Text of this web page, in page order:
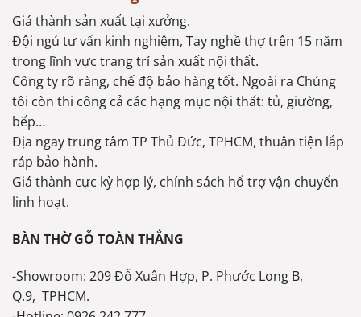
Giá thành sản xuất tại xưởng.
Đội ngủ tư vấn kinh nghiệm, Tay nghề thợ trên 15 năm
trong lĩnh vực trang trí sản xuất nội thất.
Công ty rõ ràng, chế độ bảo hàng tốt. Ngoài ra Chúng
tôi còn thi công cả các hạng mục nội thất: tủ, giường,
bếp…
Địa ngay trung tâm TP Thủ Đức, TPHCM, thuận tiện lắp
ráp bảo hành.
Giá thành cực kỳ hợp lý, chính sách hổ trợ vận chuyển
linh hoạt.
BÀN THỜ GỖ TOÀN THẮNG
-Showroom: 209 Đỗ Xuân Hợp, P. Phước Long B,
Q.9, TPHCM.